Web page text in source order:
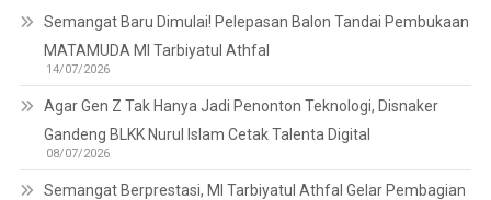
Semangat Baru Dimulai! Pelepasan Balon Tandai Pembukaan
MATAMUDA MI Tarbiyatul Athfal
14/07/2026
Agar Gen Z Tak Hanya Jadi Penonton Teknologi, Disnaker
Gandeng BLKK Nurul Islam Cetak Talenta Digital
08/07/2026
Semangat Berprestasi, MI Tarbiyatul Athfal Gelar Pembagian